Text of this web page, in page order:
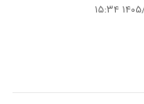
۱۵:۳۴